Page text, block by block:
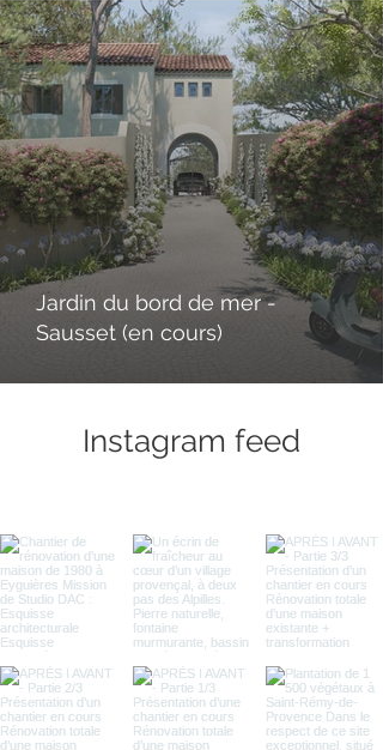
Jardin du bord de mer -
Sausset (en cours)
Instagram feed